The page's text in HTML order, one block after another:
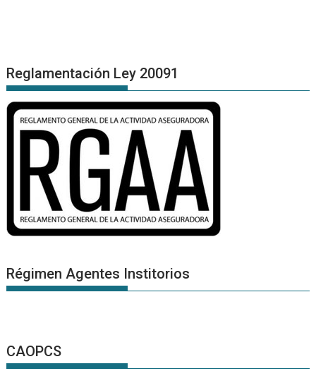
Reglamentación Ley 20091
Régimen Agentes Institorios
CAOPCS